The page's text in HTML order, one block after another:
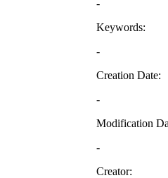
-
Keywords:
-
Creation Date:
-
Modification
-
Creator: